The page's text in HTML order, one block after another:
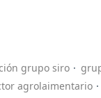
grupo siro
agrolaimentario